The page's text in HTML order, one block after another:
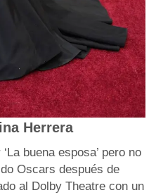
Herrera
buena esposa’ pero no
Oscars después de
al Dolby Theatre con un